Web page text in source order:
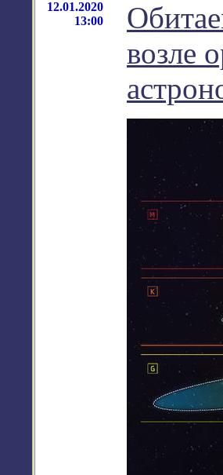
12.01.2020
13:00
возле